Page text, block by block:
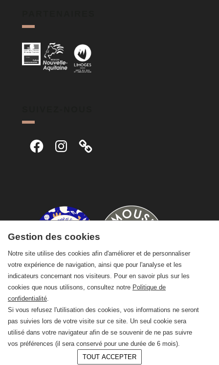
FacebookInstagram
Gestion des cookies
Notre site utilise des cookies afin d'améliorer et de personnaliser
votre expérience de navigation, ainsi que pour l'analyse et les
indicateurs concernant nos visiteurs. Pour en savoir plus sur les
cookies que nous utilisons, consultez notre Politique de
confidentialité
Si vous refusez l'utilisation des cookies, vos informations ne seront
pas suivies lors de votre visite sur ce site. Un seul cookie sera
utilisé dans votre navigateur afin de se souvenir de ne pas suivre
vos préférences (il sera conservé pour une durée de 6 mois).
TOUT ACCEPTER